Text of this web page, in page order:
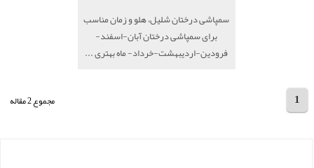
سمپاشی درختان شلیل، هلو و زمان مناسب
برای سمپاشی درختان آبان-اسفند-
فرودین-اردیبهشت-خرداد- ماه بهتری ...
1 مجموع 2 مقاله